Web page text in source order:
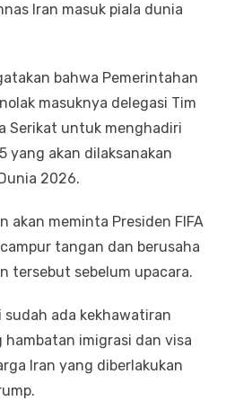
Iran masuk piala dunia
bahwa Pemerintahan
masuknya delegasi Tim
Serikat untuk menghadiri
yang akan dilaksanakan
2026.
akan meminta Presiden FIFA
tangan dan berusaha
tersebut sebelum upacara.
ada kekhawatiran
imigrasi dan visa
Iran yang diberlakukan